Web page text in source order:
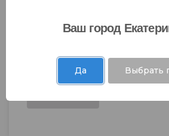
Я даю согласие на
персональных данных.
Ваш город
Да Выбрать